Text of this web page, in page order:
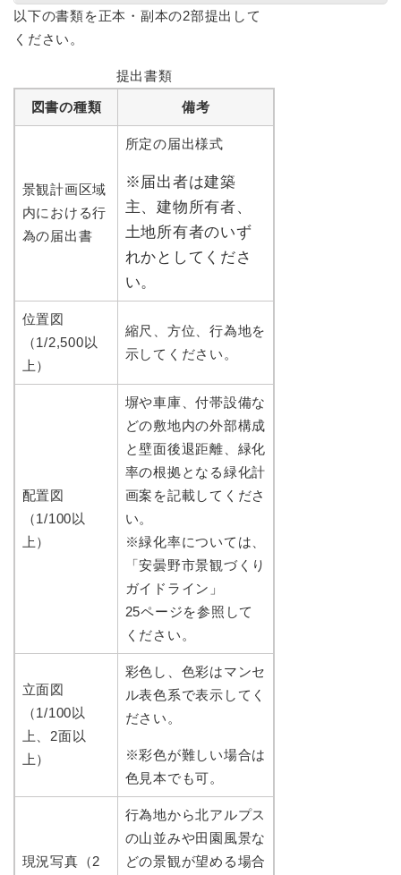
以下の書類を正本・副本の2部提出して
ください。
提出書類
図書の種類 備考
景観計画区域
内における行
為の届出書
所定の届出様式
※届出者は建築
主、建物所有者、
土地所有者のいず
れかとしてくださ
い。
位置図
（1/2,500以
上）
縮尺、方位、行為地を
示してください。
配置図
（1/100以
上）
塀や車庫、付帯設備な
どの敷地内の外部構成
と壁面後退距離、緑化
率の根拠となる緑化計
画案を記載してくださ
い。
※緑化率については、
「安曇野市景観づくり
ガイドライン」
25ページを参照して
ください。
立面図
（1/100以
上、2面以
上）
彩色し、色彩はマンセ
ル表色系で表示してく
ださい。
※彩色が難しい場合は
色見本でも可。
現況写真（2
行為地から北アルプス
の山並みや田園風景な
どの景観が望める場合